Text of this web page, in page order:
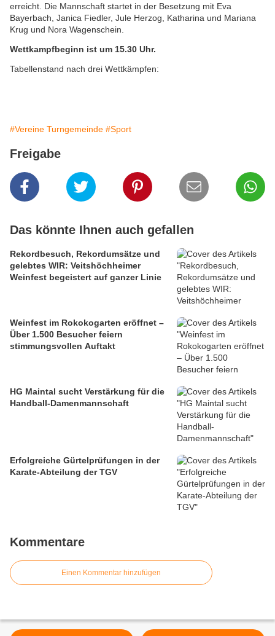
erreicht. Die Mannschaft startet in der Besetzung mit Eva
Bayerbach, Janica Fiedler, Jule Herzog, Katharina und Mariana
Krug und Nora Wagenschein.
Wettkampfbeginn ist um 15.30 Uhr.
Tabellenstand nach drei Wettkämpfen:
#Vereine Turngemeinde #Sport
Freigabe
Das könnte Ihnen auch gefallen
Rekordbesuch, Rekordumsätze und
gelebtes WIR: Veitshöchheimer
Weinfest begeistert auf ganzer Linie
Weinfest im Rokokogarten eröffnet –
Über 1.500 Besucher feiern
stimmungsvollen Auftakt
HG Maintal sucht Verstärkung für die
Handball-Damenmannschaft
Erfolgreiche Gürtelprüfungen in der
Karate-Abteilung der TGV
Kommentare
Einen Kommentar hinzufügen